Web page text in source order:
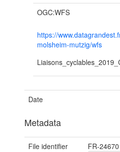
OGC:WFS
https://
molsheim-mutzig/wfs
Date
Metadata
File identifier
FR-